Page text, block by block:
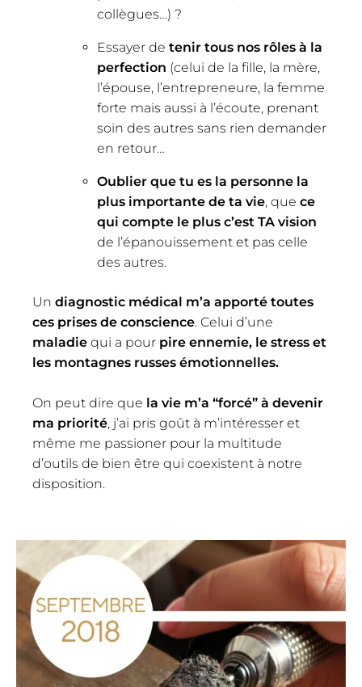
collègues…) ?
Essayer de tenir tous nos rôles à la
perfection (celui de la fille, la mère,
l’épouse, l’entrepreneure, la femme
forte mais aussi à l’écoute, prenant
soin des autres sans rien demander
en retour…
Oublier que tu es la personne la
plus importante de ta vie, que ce
qui compte le plus c’est TA vision
de l’épanouissement et pas celle
des autres.
Un diagnostic médical m’a apporté toutes
ces prises de conscience. Celui d’une
maladie qui a pour pire ennemie, le stress et
les montagnes russes émotionnelles.
On peut dire que la vie m’a “forcé” à devenir
ma priorité, j’ai pris goût à m’intéresser et
même me passioner pour la multitude
d’outils de bien être qui coexistent à notre
disposition.